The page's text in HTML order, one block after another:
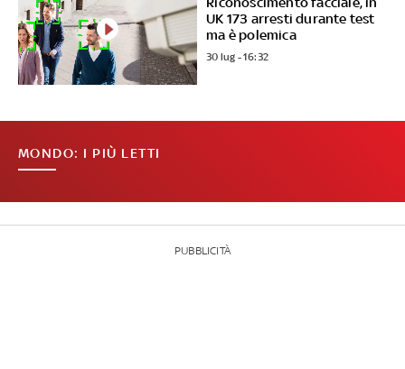
UK 173 arresti durante test
ma è polemica
30 lug - 16:32
MONDO: I PIÙ LETTI
PUBBLICITÀ